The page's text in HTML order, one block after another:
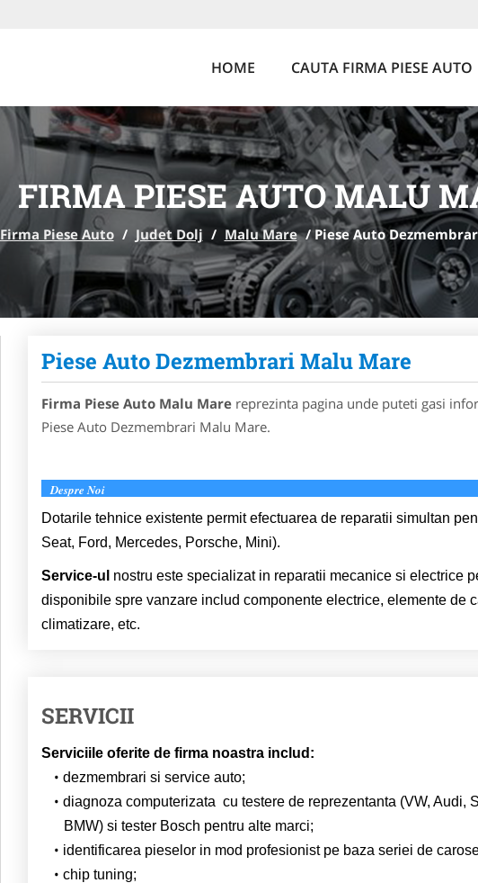
HOME CAUTA FIRMA PIESE AUTO
FIRMA PIESE AUTO MALU
Firma Piese Auto / Judet Dolj / Malu Mare /Piese Auto
Piese Auto Dezmembrari Malu Mare
Firma Piese Auto Malu Marereprezinta pagina unde puteti gasi
Piese Auto Dezmembrari Malu Mare.
Despre Noi
Dotarile tehnice existente permit efectuarea de reparatii simultan
Seat, Ford, Mercedes, Porsche, Mini).
Service-ul nostru este specializat in reparatii mecanice si electrice
disponibile spre vanzare includ componente electrice, elemente de
climatizare, etc.
SERVICII
Serviciile oferite de firma noastra includ:
dezmembrari si service auto;
diagnoza computerizata cu testere de reprezentanta (VW, Audi,
BMW) si tester Bosch pentru alte marci;
identificarea pieselor in mod profesionist pe baza seriei de
chip tuning;